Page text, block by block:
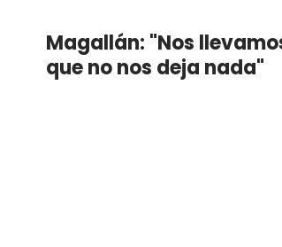
Magallán: "Nos
que no nos deja nada"